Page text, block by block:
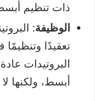
ذات تنظيم
الوظيفة:
تعقيدًا وتنظيمًا
البروتيدات
أبسط، ولكنها